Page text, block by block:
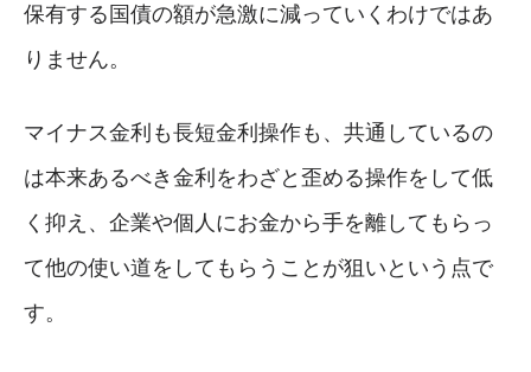
保有する国債の額が急激に減っていくわけではあ
りません。
マイナス金利も長短金利操作も、共通しているの
は本来あるべき金利をわざと歪める操作をして低
く抑え、企業や個人にお金から手を離してもらっ
て他の使い道をしてもらうことが狙いという点で
す。